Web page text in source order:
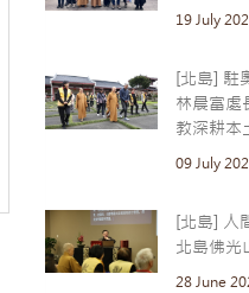
19 July
[北島] 駐
林晨富處
教深耕本
09 July
[北島] 人
北島佛光
28 June